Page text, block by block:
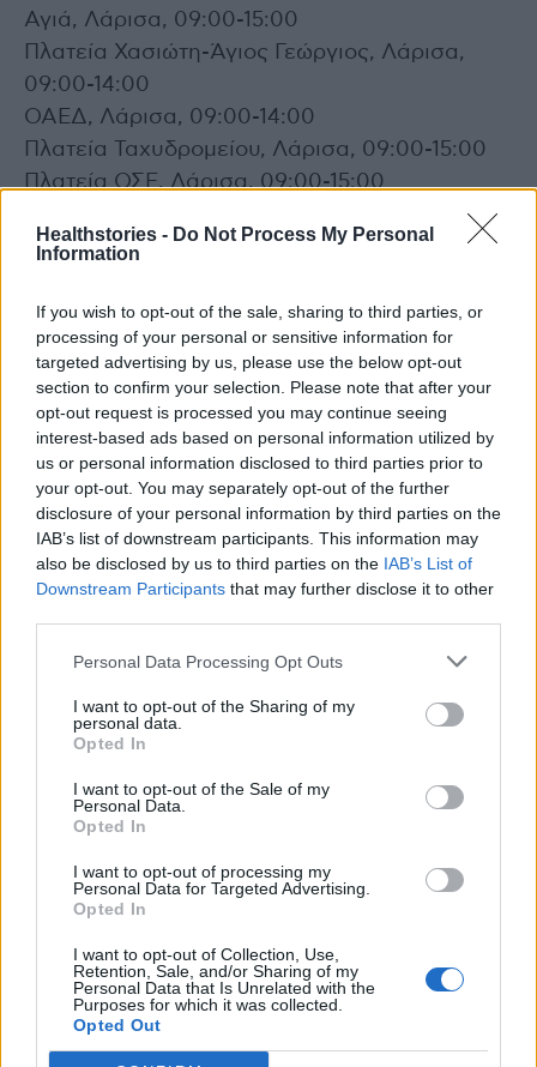
Healthstories - Do Not Process My Personal
Information
If you wish to opt-out of the sale, sharing to third parties, or
processing of your personal or sensitive information for
targeted advertising by us, please use the below opt-out
section to confirm your selection. Please note that after your
opt-out request is processed you may continue seeing
interest-based ads based on personal information utilized by
us or personal information disclosed to third parties prior to
your opt-out. You may separately opt-out of the further
disclosure of your personal information by third parties on the
IAB’s list of downstream participants. This information may
also be disclosed by us to third parties on the IAB’s List of
Downstream Participants that may further disclose it to other
Personal Data Processing Opt Outs
I want to opt-out of the Sharing of my
personal data.
Opted In
I want to opt-out of the Sale of my
Personal Data.
Opted In
I want to opt-out of processing my
Personal Data for Targeted Advertising.
Opted In
I want to opt-out of Collection, Use,
Retention, Sale, and/or Sharing of my
Personal Data that Is Unrelated with the
Purposes for which it was collected.
Opted Out
Αγιά, Λάρισα, 09:00-15:00
Πλατεία Χασιώτη-Άγιος Γεώργιος, Λάρισα,
09:00-14:00
ΟΑΕΔ, Λάρισα, 09:00-14:00
Πλατεία Ταχυδρομείου, Λάρισα, 09:00-15:00
Πλατεία ΟΣΕ, Λάρισα, 09:00-15:00
Κεντρική Πλατεία Λάρισας, Λάρισα, 09:00-
15:00
Parking Μυτιλήνης, Λέσβος
ΚΑΠΗ, Λευκάδα
Π.Ι. Πορτιανού, Λήμνος
Πολιτιστικό Κέντρο Μούδρου, Λήμνος
DrivethroughΑλμυρός (ΚΥ Αλμυρού),
Μαγνησία, 11:30-14:00
Πλατεία Ελευθερίας Βόλου, Μαγνησία, 09:00-
14:00
DrivethroughΠανθεσσαλικό Στάδιο Βόλου,
Μαγνησία, 09:00-14:00
Κτίριο Περιφέρειας Μεσσηνίας, Αίθουσα
Κουμονδούρος, Καλαμάτα, 08:30-15:00
Κεντρική Πλατεία Μεσσήνης
Κολυμβητήριο Καλαμάτας
Πλατεία Νάουσας, Πάρος
Δημαρχείο Γιαννιτσών
Σκύδρα, Πέλλα
Drive through Ανδομάχη, Κατερίνη
Πλατεία Ελευθερίας, Κατερίνη
Παραλία Πρέβεζας
Παραλία Πάργας